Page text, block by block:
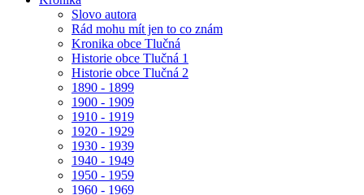
Slovo autora
Rád mohu mít jen to co znám
Kronika obce Tlučná
Historie obce Tlučná 1
Historie obce Tlučná 2
1890 - 1899
1900 - 1909
1910 - 1919
1920 - 1929
1930 - 1939
1940 - 1949
1950 - 1959
1960 - 1969